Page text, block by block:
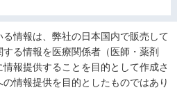
情報は、弊社の日本国内で販売して
る情報を医療関係者（医師・薬剤
報提供することを目的として作成さ
情報提供を目的としたものではあり